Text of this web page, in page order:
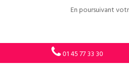
En poursuivant
01 45 77 33 30